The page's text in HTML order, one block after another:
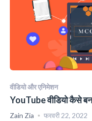
वीडियो और एनिमेशन
YouTube वीडियो कैसे
Zain Zia फरवरी 22, 2022